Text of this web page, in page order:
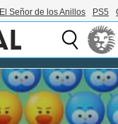
El Señor de los Anillos PS5